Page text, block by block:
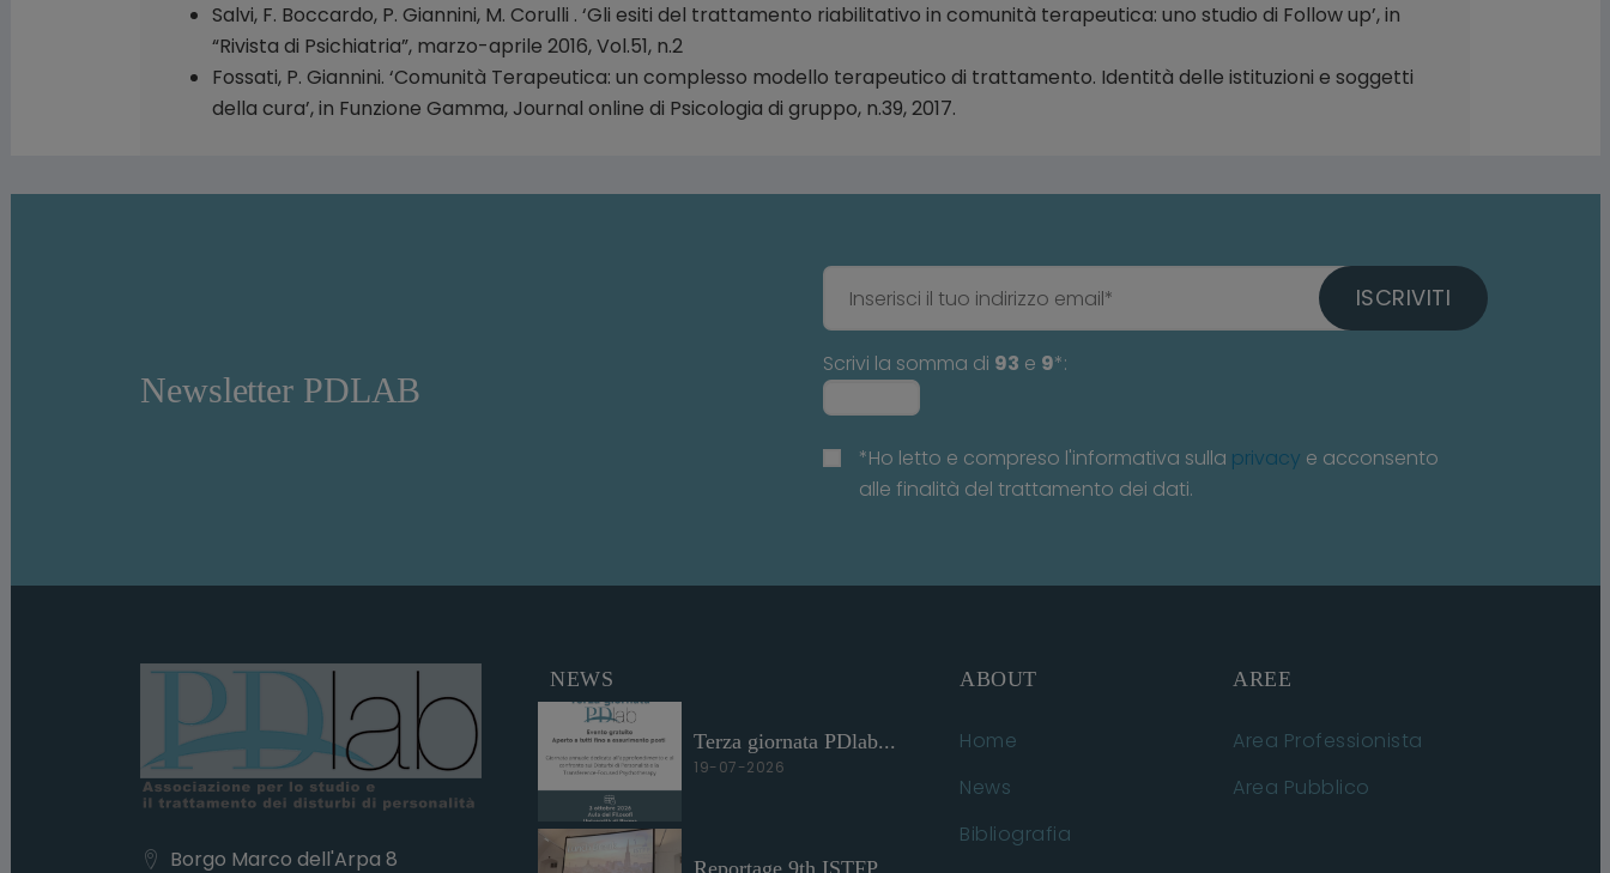
Salvi, F. Boccardo, P. Giannini, M. Corulli . ‘Gli esiti del trattamento riabilitativo in comunità terapeutica: uno studio di Follow up’, in
“Rivista di Psichiatria”, marzo-aprile 2016, Vol.51, n.2
Fossati, P. Giannini. ‘Comunità Terapeutica: un complesso modello terapeutico di trattamento. Identità delle istituzioni e soggetti
della cura’, in Funzione Gamma, Journal online di Psicologia di gruppo, n.39, 2017.
Newsletter PDLAB
Scrivi la somma di 93 e 9*:
*Ho letto e compreso l'informativa sulla privacy e acconsento
alle finalità del trattamento dei dati.
ISCRIVITI
Borgo Marco dell'Arpa 8
NEWS
Terza giornata PDlab...
19-07-2026
ABOUT
Home
News
Bibliografia
AREE
Area Professionista
Area Pubblico